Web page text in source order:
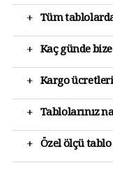
+ Tüm
+ Kaç günde
+ Kargo
+ Tablolarınız
+ Özel ölçü